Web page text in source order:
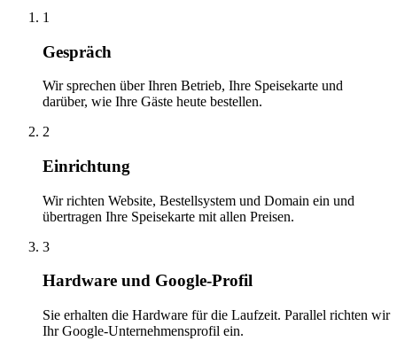
1
Gespräch
Wir sprechen über Ihren Betrieb, Ihre Speisekarte und
darüber, wie Ihre Gäste heute bestellen.
2
Einrichtung
Wir richten Website, Bestellsystem und Domain ein und
übertragen Ihre Speisekarte mit allen Preisen.
3
Hardware und Google-Profil
Sie erhalten die Hardware für die Laufzeit. Parallel richten wir
Ihr Google-Unternehmensprofil ein.